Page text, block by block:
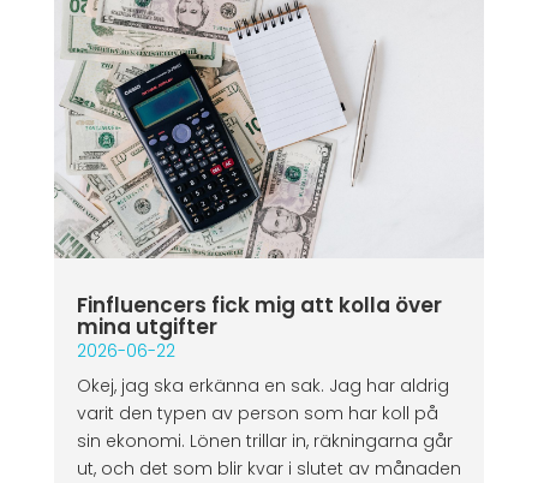
Finfluencers fick mig att kolla över
mina utgifter
2026-06-22
Okej, jag ska erkänna en sak. Jag har aldrig
varit den typen av person som har koll på
sin ekonomi. Lönen trillar in, räkningarna går
ut, och det som blir kvar i slutet av månaden